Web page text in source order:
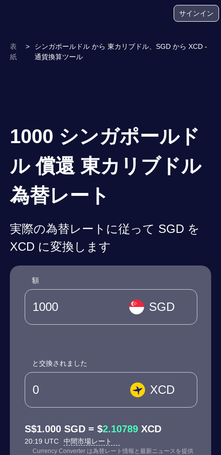
サインイン
表
紙
>
シンガポールドル から 東カリブドル、SGD から XCD -
通貨換算ツール
1000 シンガポールド
ル 償還 東カリブドル
為替レート
実際の為替レートに従って SGD を
XCD に変換します
額
SGD
と交換されました
XCD
S$1.000 SGD = $2.10789 XCD
20:19 UTC 中間市場レート
Currency Converter は為替レート情報と最新ニュースを提供